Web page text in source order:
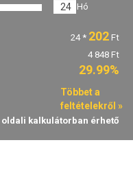
24 Hó
24* 202 Ft
4 848 Ft
29.99%
Többet a
feltételekről »
kalkulátorban érhető